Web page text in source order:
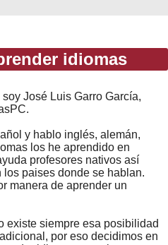
idiomas
soy José Luis Garro García,
y hablo inglés, alemán,
los he aprendido en
profesores nativos así
paises donde se hablan.
manera de aprender un
existe siempre esa posibilidad
por eso decidimos en